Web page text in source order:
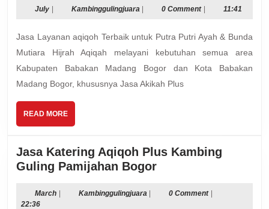
Plus
Guling
Babakan
Madang
Bogor
JulyJuly KambinggulingjuaraKambinggulingjuara
0 Comment 11:41
Jasa Layanan aqiqoh Terbaik untuk Putra Putri Ayah & Bunda
Mutiara Hijrah Aqiqah melayani kebutuhan semua area
Kabupaten Babakan Madang Bogor dan Kota Babakan
Madang Bogor, khususnya Jasa Akikah Plus
READ MOREREAD
MORE
Jasa Katering Aqiqoh Plus Kambing
Guling Pamijahan BogorJasa
Aqiqoh
MarchMarch KambinggulingjuaraKambinggulingjuara
0 Comment
22:36